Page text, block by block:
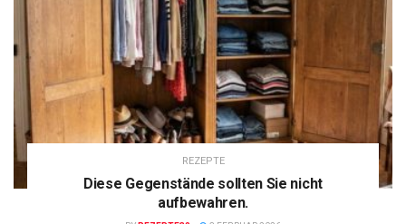
REZEPTE
Diese Gegenstände sollten Sie nicht
aufbewahren.